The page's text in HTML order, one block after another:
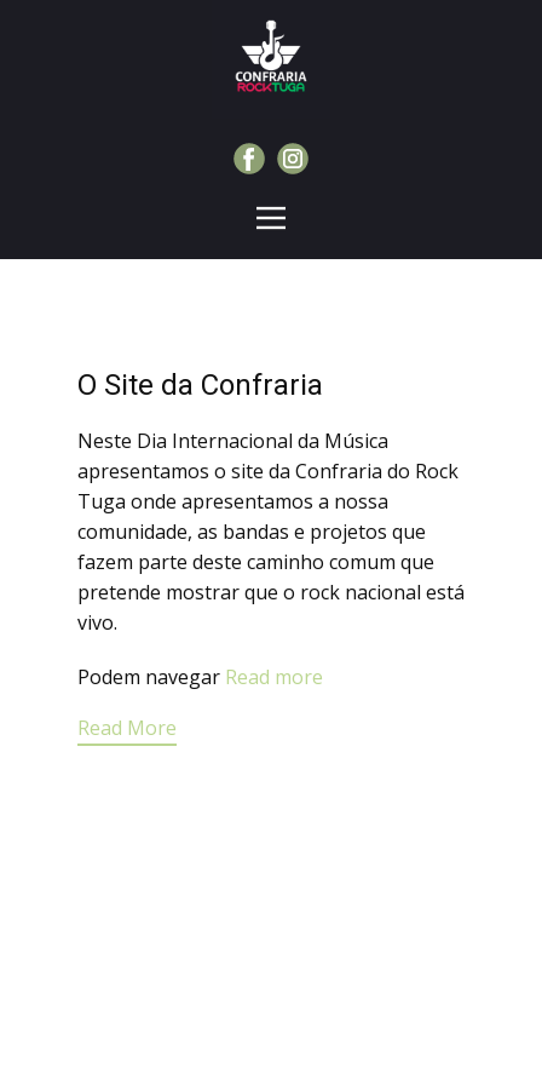
O Site da Confraria
Neste Dia Internacional da Música
apresentamos o site da Confraria do Rock
Tuga onde apresentamos a nossa
comunidade, as bandas e projetos que
fazem parte deste caminho comum que
pretende mostrar que o rock nacional está
vivo.
Podem navegar Read more
Read More